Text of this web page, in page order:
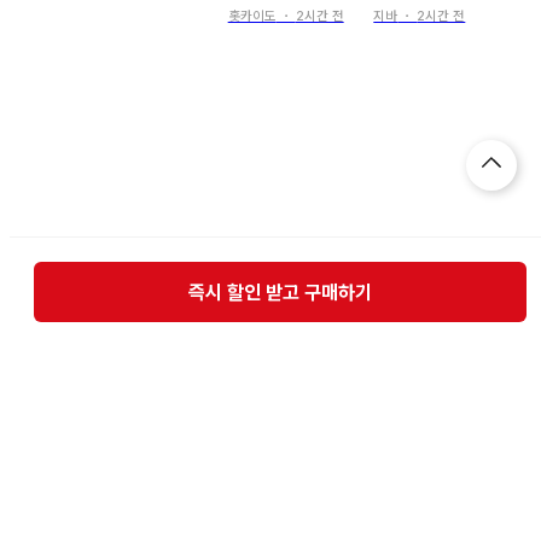
홋카이도 ・ 2시간 전 지바 ・ 2시간 전
즉시 할인 받고 구매하기